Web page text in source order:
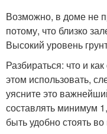
Возможно, в доме не
потому, что близко
Высокий уровень
Разбираться: что и
этом использовать,
уясните это
составлять минимум
быть удобно стоять